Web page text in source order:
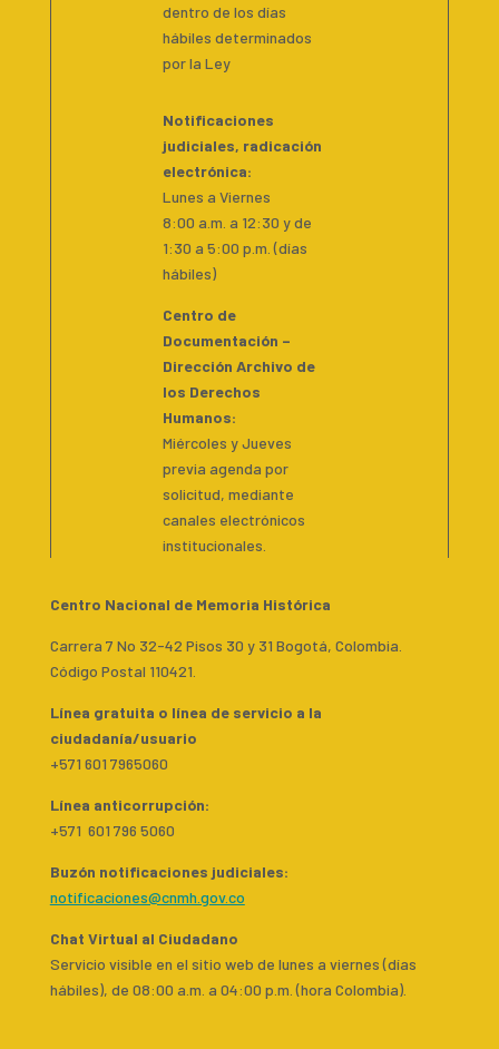
dentro de los días
hábiles determinados
por la Ley
Notificaciones
judiciales, radicación
electrónica:
Lunes a Viernes
8:00 a.m. a 12:30 y de
1:30 a 5:00 p.m. (días
hábiles)
Centro de
Documentación –
Dirección Archivo de
los Derechos
Humanos:
Miércoles y Jueves
previa agenda por
solicitud, mediante
canales electrónicos
institucionales.
Centro Nacional de Memoria Histórica
Carrera 7 No 32-42 Pisos 30 y 31 Bogotá, Colombia.
Código Postal 110421.
Línea gratuita o línea de servicio a la
ciudadanía/usuario
+571 601 7965060
Línea anticorrupción:
+571 601 796 5060
Buzón notificaciones judiciales:
notificaciones@cnmh.gov.co
Chat Virtual al Ciudadano
Servicio visible en el sitio web de lunes a viernes (días
hábiles), de 08:00 a.m. a 04:00 p.m. (hora Colombia).